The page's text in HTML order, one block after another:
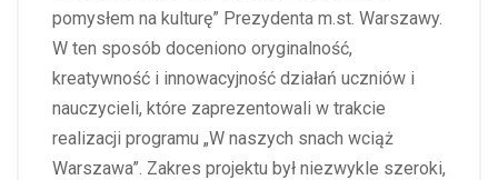
pomysłem na kulturę” Prezydenta m.st. Warszawy.
W ten sposób doceniono oryginalność,
kreatywność i innowacyjność działań uczniów i
nauczycieli, które zaprezentowali w trakcie
realizacji programu „W naszych snach wciąż
Warszawa”. Zakres projektu był niezwykle szeroki,